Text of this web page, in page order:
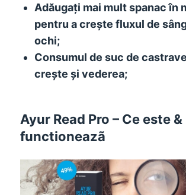
Adăugați mai mult spanac în
pentru a crește fluxul de
ochi;
Consumul de suc de
crește și vederea;
Ayur Read Pro – Ce este
functioneazã